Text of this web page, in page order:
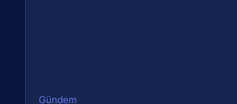
Gündem